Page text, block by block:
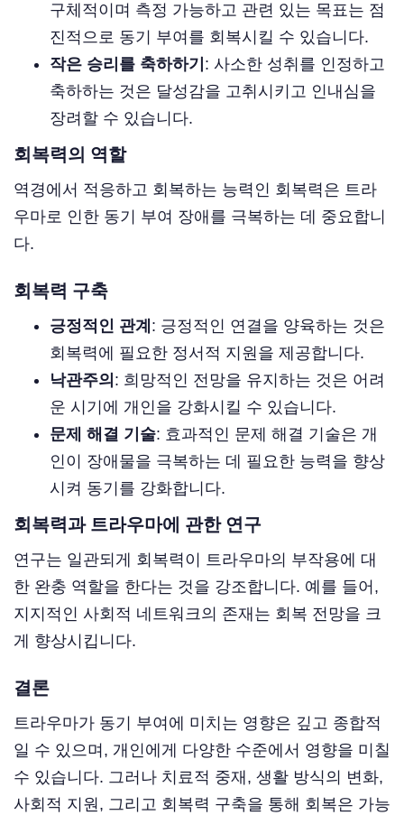
구체적이며 측정 가능하고 관련 있는 목표는 점
진적으로 동기 부여를 회복시킬 수 있습니다.
작은 승리를 축하하기 : 사소한 성취를 인정하고
축하하는 것은 달성감을 고취시키고 인내심을
장려할 수 있습니다.
회복력의 역할
역경에서 적응하고 회복하는 능력인 회복력은 트라
우마로 인한 동기 부여 장애를 극복하는 데 중요합니
다.
회복력 구축
긍정적인 관계 : 긍정적인 연결을 양육하는 것은
회복력에 필요한 정서적 지원을 제공합니다.
낙관주의 : 희망적인 전망을 유지하는 것은 어려
운 시기에 개인을 강화시킬 수 있습니다.
문제 해결 기술: 효과적인 문제 해결 기술은 개
인이 장애물을 극복하는 데 필요한 능력을 향상
시켜 동기를 강화합니다.
회복력과 트라우마에 관한 연구
연구는 일관되게 회복력이 트라우마의 부작용에 대
한 완충 역할을 한다는 것을 강조합니다. 예를 들어,
지지적인 사회적 네트워크의 존재는 회복 전망을 크
게 향상시킵니다.
결론
트라우마가 동기 부여에 미치는 영향은 깊고 종합적
일 수 있으며, 개인에게 다양한 수준에서 영향을 미칠
수 있습니다. 그러나 치료적 중재, 생활 방식의 변화,
사회적 지원, 그리고 회복력 구축을 통해 회복은 가능